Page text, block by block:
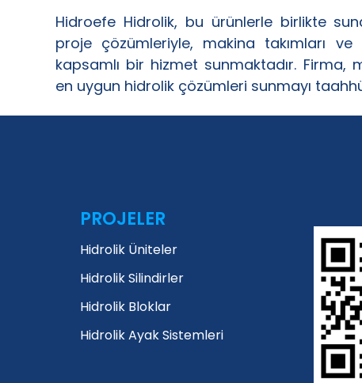
Hidroefe Hidrolik, bu ürünlerle birlikte
proje çözümleriyle, makina takımları
kapsamlı bir hizmet sunmaktadır. Firma,
en uygun hidrolik çözümleri sunmayı
PROJELER
Hidrolik Üniteler
Hidrolik Silindirler
Hidrolik Bloklar
Hidrolik Ayak Sistemleri